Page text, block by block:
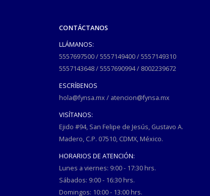
CONTÁCTANOS
LLÁMANOS:
5557697500/5557149400/5557149310
5557143648/5557690994/ 8002239672
ESCRÍBENOS
hola@fynsa.mx / atencion@fynsa.mx
VISÍTANOS:
Ejido #94, San Felipe de Jesús, Gustavo A.
Madero, C.P. 07510, CDMX, México.
HORARIOS DE ATENCIÓN:
Lunes a viernes: 9:00 - 17:30 hrs.
Sábados: 9:00 - 16:30 hrs.
Domingos: 10:00 - 13:00 hrs.